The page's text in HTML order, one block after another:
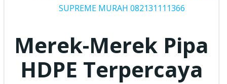
SUPREME MURAH 082131111366
Merek-Merek Pipa
HDPE Terpercaya